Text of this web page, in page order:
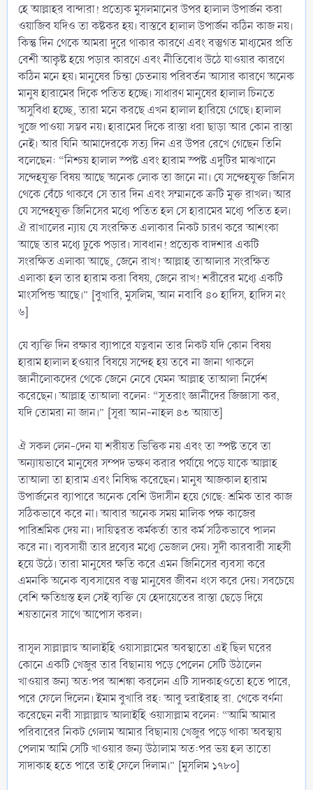
হে আল্লাহর বান্দারা! প্রত্যেক মুসলমানের উপর হালাল উপার্জন করা
ওয়াজিব যদিও তা কষ্টকর হয়। বাস্তবে হালাল উপার্জন কঠিন কাজ নয়।
কিন্তু দিন থেকে আমরা দুরে থাকার কারণে এবং বস্তুগত মাধ্যমের প্রতি
বেশী আকৃষ্ট হয়ে পড়ার কারণে এবং নীতিবোধ উঠে যাওয়ার কারণে
কঠিন মনে হয়। মানুষের চিন্তা চেতনায় পরিবর্তন আসার কারণে অনেক
মানুষ হারামের দিকে পতিত হচ্ছে। সাধারণ মানুষের হালাল চিনতে
অসুবিধা হচ্ছে, তারা মনে করছে এখন হালাল হারিয়ে গেছে। হালাল
খুজে পাওয়া সম্ভব নয়। হারামের দিকে রাস্তা ধরা ছাড়া আর কোন রাস্তা
নেই। আর যিনি আমাদেরকে সত্য দিন এর উপর রেখে গেছেন তিনি
বলেছেন: “নিশ্চয় হালাল স্পষ্ট এবং হারাম স্পষ্ট এদুটির মাঝখানে
সন্দেহযুক্ত বিষয় আছে অনেক লোক তা জানে না। যে সন্দেহযুক্ত জিনিস
থেকে বেঁচে থাকবে সে তার দিন এবং সম্মানকে ত্রুটি মুক্ত রাখল। আর
যে সন্দেহযুক্ত জিনিসের মধ্যে পতিত হল সে হারামের মধ্যে পতিত হল।
ঐ রাখালের ন্যায় যে সংরক্ষিত এলাকার নিকট চারণ করে আশংকা
আছে তার মধ্যে ঢুকে পড়ার। সাবধান! প্রত্যেক বাদশার একটি
সংরক্ষিত এলাকা আছে, জেনে রাখ‍! আল্লাহ তাআলার সংরক্ষিত
এলাকা হল তার হারাম করা বিষয়, জেনে রাখ! শরীরের মধ্যে একটি
মাংসপিন্ড আছে।” [বুখারি, মুসলিম, আন নবাবি ৪০ হাদিস, হাদিস নং
৬]
যে ব্যক্তি দিন রক্ষার ব্যাপারে যত্নবান তার নিকট যদি কোন বিষয়
হারাম হালাল হওয়ার বিষয়ে সন্দেহ হয় তবে না জানা থাকলে
জ্ঞানীলোকদের থেকে জেনে নেবে যেমন আল্লাহ তাআলা নির্দেশ
করেছেন। আল্লাহ তাআলা বলেন: “সুতরাং জ্ঞানীদের জিজ্ঞাসা কর,
যদি তোমরা না জান।” [সূরা আন-নাহল ৪৩ আয়াত]
ঐ সকল লেন-দেন যা শরীয়ত ভিত্তিক নয় এবং তা স্পষ্ট তবে তা
অন্যায়ভাবে মানুষের সম্পদ ভক্ষণ করার পর্যায়ে পড়ে যাকে আল্লাহ
তাআলা তা হারাম এবং নিষিদ্ধ করেছেন। মানুষ আজকাল হারাম
উপার্জনের ব্যাপারে অনেক বেশি উদাসীন হয়ে গেছে: শ্রমিক তার কাজ
সঠিকভাবে করে না। আবার অনেক সময় মালিক পক্ষ কাজের
পারিশ্রমিক দেয় না। দায়িত্বরত কর্মকর্তা তার কর্ম সঠিকভাবে পালন
করে না। ব্যবসায়ী তার দ্রব্যের মধ্যে ভেজাল দেয়। সুদী কারবারী সাহসী
হয়ে উঠে। তারা মানুষের ক্ষতি করে এমন জিনিসের ব্যবসা করে
এমনকি অনেক ব্যবসায়ের বস্তু মানুষের জীবন ধংস করে দেয়। সবচেয়ে
বেশি ক্ষতিগ্রস্ত হল সেই ব্যক্তি যে হেদায়েতের রাস্তা ছেড়ে দিয়ে
শয়তানের সাথে আপোস করল।
রাসূল সাল্লাল্লাহু আলাইহি ওয়াসাল্লামের অবস্থাতো এই ছিল ঘরের
কোনে একটি খেজুর তার বিছানায় পড়ে পেলেন সেটি উঠালেন
খাওয়ার জন্য অত:পর আশঙ্কা করলেন এটি সাদকাহওতো হতে পারে,
পরে ফেলে দিলেন। ইমাম বুখারি রহ: আবু হুরাইরাহ রা. থেকে বর্ণনা
করেছেন নবী সাল্লাল্লাহু আলাইহি ওয়াসাল্লাম বলেন: “আমি আমার
পরিবারের নিকট গেলাম আমার বিছানায় খেজুর পড়ে থাকা অবস্থায়
পেলাম আমি সেটি খাওয়ার জন্য উঠালাম অত:পর ভয় হল তাতো
সাদাকাহ হতে পারে তাই ফেলে দিলাম।” [মুসলিম ১৭৮০]